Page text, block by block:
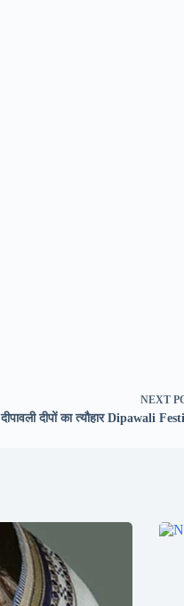
NEXT
दीपावली दीपों का त्यौहार Dipawali